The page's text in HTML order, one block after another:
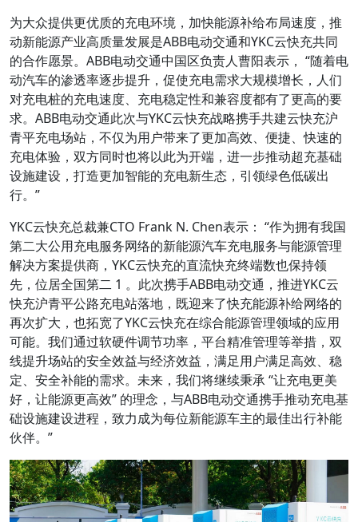
为大众提供更优质的充电环境，加快能源补给布局速度，推
动新能源产业高质量发展是ABB电动交通和YKC云快充共同
的合作愿景。ABB电动交通中国区负责人曹阳表示， “随着电
动汽车的渗透率逐步提升，促使充电需求大规模增长，人们
对充电桩的充电速度、充电稳定性和兼容度都有了更高的要
求。ABB电动交通此次与YKC云快充战略携手共建云快充沪
青平充电场站，不仅为用户带来了更加高效、便捷、快速的
充电体验，双方同时也将以此为开端，进一步推动超充基础
设施建设，打造更加智能的充电新生态，引领绿色低碳出
行。”
YKC云快充总裁兼CTO Frank N. Chen表示： “作为拥有我国
第二大公用充电服务网络的新能源汽车充电服务与能源管理
解决方案提供商，YKC云快充的直流快充终端数也保持领
先，位居全国第二 1 。此次携手ABB电动交通，推进YKC云
快充沪青平公路充电站落地，既迎来了快充能源补给网络的
再次扩大，也拓宽了YKC云快充在综合能源管理领域的应用
可能。我们通过软硬件调节功率，平台精准管理等举措，双
线提升场站的安全效益与经济效益，满足用户满足高效、稳
定、安全补能的需求。未来，我们将继续秉承 “让充电更美
好，让能源更高效” 的理念，与ABB电动交通携手推动充电基
础设施建设进程，致力成为每位新能源车主的最佳出行补能
伙伴。”